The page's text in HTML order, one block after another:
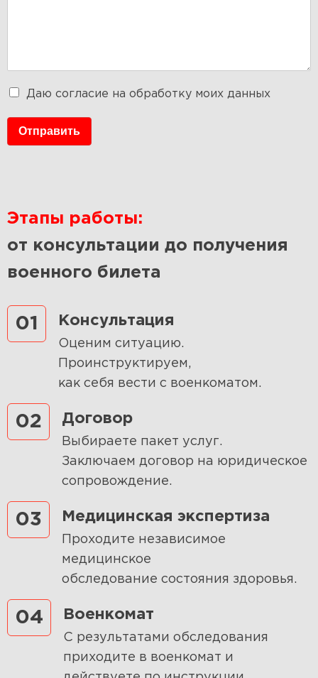
Даю согласие на обработку моих данных
Отправить
Этапы работы:
от консультации до получения
военного билета
01 Консультация
Оценим ситуацию.
Проинструктируем,
как себя вести с военкоматом.
02 Договор
Выбираете пакет услуг.
Заключаем договор на юридическое
сопровождение.
03 Медицинская экспертиза
Проходите независимое
медицинское
обследование состояния здоровья.
04 Военкомат
С результатами обследования
приходите в военкомат и